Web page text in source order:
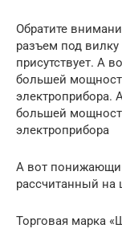
Обратите
разъем под вилку
присутствует. А
большей
большей
электроприбора
А вот
рассчитанный на
Торговая марка